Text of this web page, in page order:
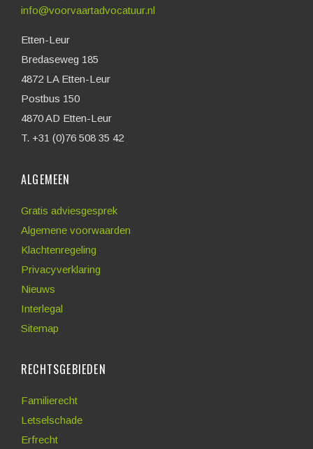
info@voorvaartadvocatuur.nl
Etten-Leur
Bredaseweg 185
4872 LA Etten-Leur
Postbus 150
4870 AD Etten-Leur
T. +31 (0)76 508 35 42
ALGEMEEN
Gratis adviesgesprek
Algemene voorwaarden
Klachtenregeling
Privacyverklaring
Nieuws
Interlegal
Sitemap
RECHTSGEBIEDEN
Familierecht
Letselschade
Erfrecht